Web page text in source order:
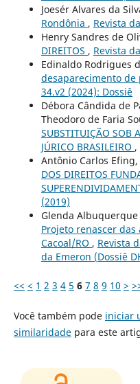
Joesér Alvares da
Rondônia , Revista
Henry Sandres de
DIREITOS , Revista
Edinaldo Rodrigues
desaparecimento de
34.v2 (2024): Dossiê
Débora Cândida de
Theodoro de Faria
SUBSTITUIÇÃO SOB
JÚRICO BRASILEIRO ,
Antônio Carlos
DOS DIREITOS
(2019)
Glenda Albuquerque
Projeto renascer
Cacoal/RO , Revista
da Emeron (Dossiê
<< < 1 2 3 4 5 6 7 8 9 10 >
Você também pode iniciar
similaridadepara este